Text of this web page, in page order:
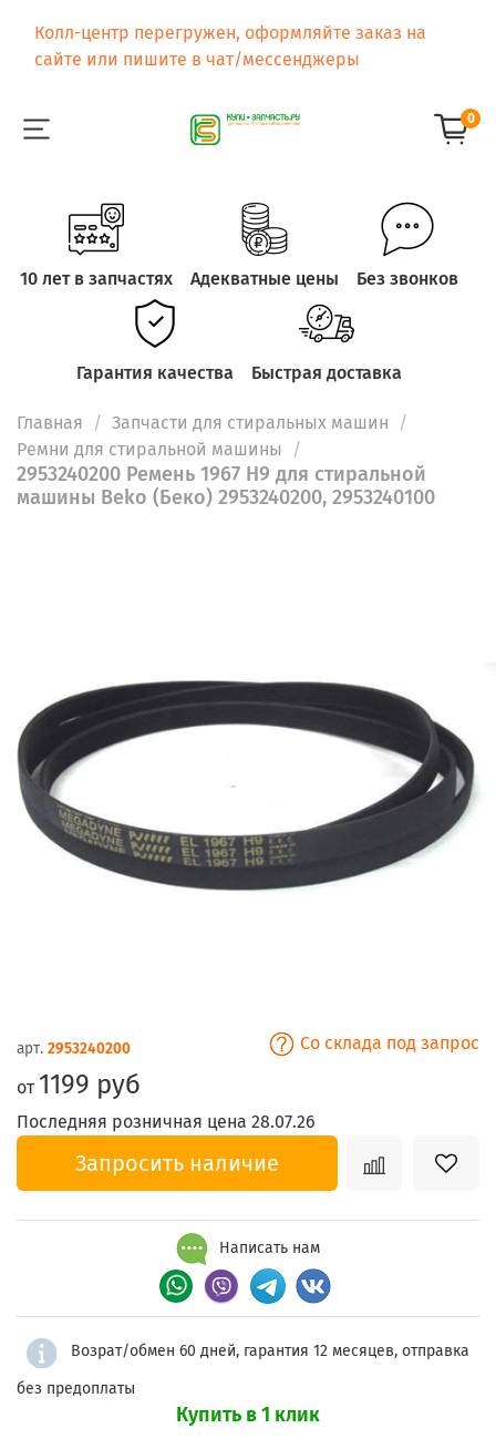
Колл-центр перегружен, оформляйте заказ на
сайте или пишите в чат/мессенджеры
0
10 лет в запчастях Адекватные цены Без звонков
Гарантия качества Быстрая доставка
Главная
Запчасти для стиральных машин
Ремни для стиральной машины
2953240200 Ремень 1967 H9 для стиральной
машины Beko (Беко) 2953240200, 2953240100
арт. 2953240200 Со склада под запрос
от 1199 руб
Последняя розничная цена 28.07.26
Запросить наличие
Написать нам
Возрат/обмен 60 дней, гарантия 12 месяцев, отправка
без предоплаты
Купить в 1 клик